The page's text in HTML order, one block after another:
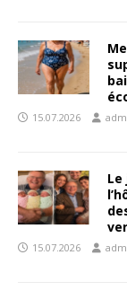
15.07.2026
15.07.2026